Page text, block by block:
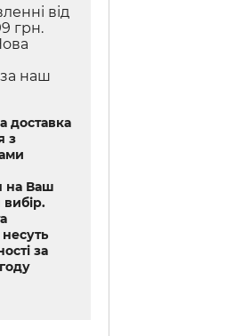
від
грн.
за наш
доставка
з
на Ваш
вибір.
за